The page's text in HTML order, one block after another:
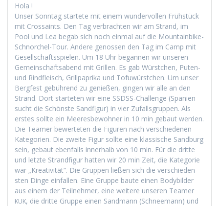
Hola !
Unser Son­ntag startete mit einem wun­der­vollen Früh­stück
mit Cros­saints. Den Tag ver­bracht­en wir am Strand, im
Pool und Lea begab sich noch ein­mal auf die Moun­tain­bike-
Schnorchel-Tour. Andere genossen den Tag im Camp mit
Gesellschaftsspie­len. Um 18 Uhr began­nen wir unseren
Gemein­schaftsabend mit Grillen. Es gab Würstchen, Puten-
und Rind­fleisch, Grill­pa­pri­ka und Tofuwürstchen. Um unser
Bergfest gebührend zu genießen, gin­gen wir alle an den
Strand. Dort starteten wir eine SSDSS-Chal­lenge (Spanien
sucht die Schön­ste Sand­fig­ur) in vier Zufalls­grup­pen. Als
erstes sollte ein Meeres­be­wohn­er in 10 min gebaut wer­den.
Die Team­er bew­erteten die Fig­uren nach ver­schiede­nen
Kat­e­gorien. Die zweite Fig­ur sollte eine klas­sis­che Sand­burg
sein, gebaut eben­falls inner­halb von 10 min. Für die dritte
und let­zte Strand­fig­ur hat­ten wir 20 min Zeit, die Kat­e­gorie
war „Kreativ­ität“. Die Grup­pen ließen sich die ver­schieden­
sten Dinge ein­fall­en. Eine Gruppe baute einen Body­bilder
aus einem der Teil­nehmer, eine weit­ere unseren Team­er
KUK, die dritte Gruppe einen Sand­mann (Schnee­mann) und